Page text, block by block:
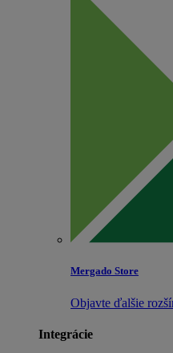
Mergado Store
Objavte ďalšie
Integrácie